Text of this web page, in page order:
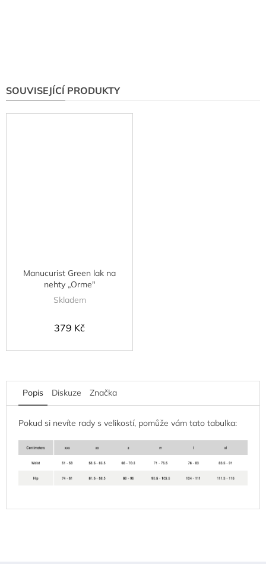
SOUVISEJÍCÍ PRODUKTY
Manucurist Green lak na
nehty „Orme"
Skladem
379 Kč
Popis Diskuze Značka
Pokud si nevíte rady s velikostí, pomůže vám tato tabulka: